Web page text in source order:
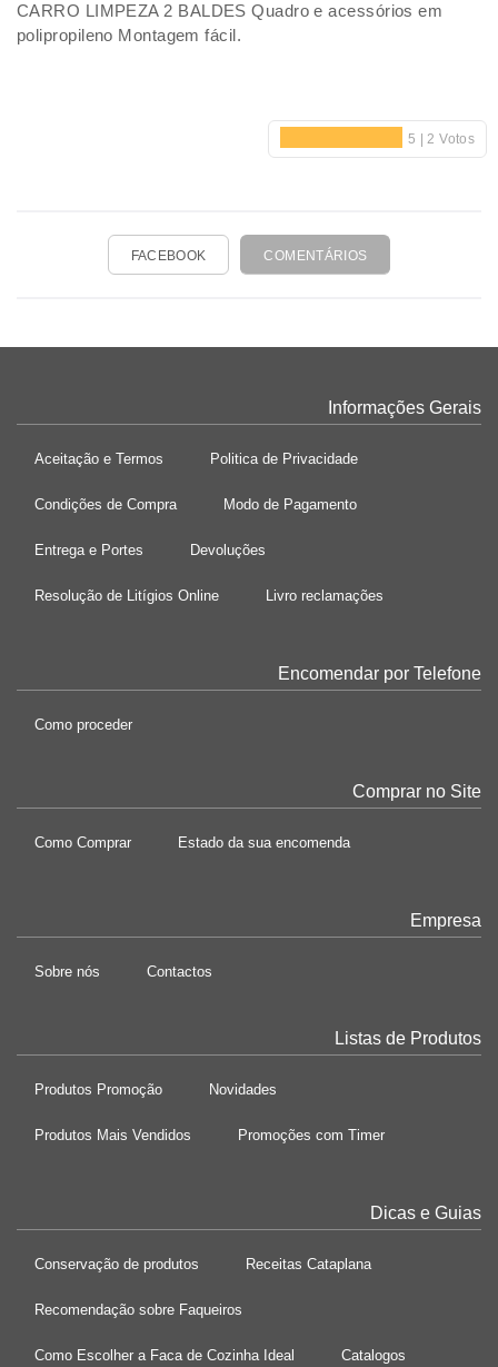
CARRO LIMPEZA 2 BALDES Quadro e acessórios em
polipropileno Montagem fácil.
FACEBOOK COMENTÁRIOS
Informações Gerais
Aceitação e Termos Politica de Privacidade
Condições de Compra Modo de Pagamento
Entrega e Portes Devoluções
Resolução de Litígios Online Livro reclamações
Encomendar por Telefone
Como proceder
Comprar no Site
Como Comprar Estado da sua encomenda
Empresa
Sobre nós Contactos
Listas de Produtos
Produtos Promoção Novidades
Produtos Mais Vendidos Promoções com Timer
Dicas e Guias
Conservação de produtos Receitas Cataplana
Recomendação sobre Faqueiros
Como Escolher a Faca de Cozinha Ideal Catalogos